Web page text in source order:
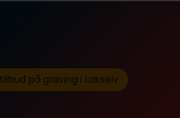
på graving i Lakselv